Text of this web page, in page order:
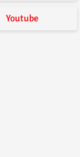
Youtube